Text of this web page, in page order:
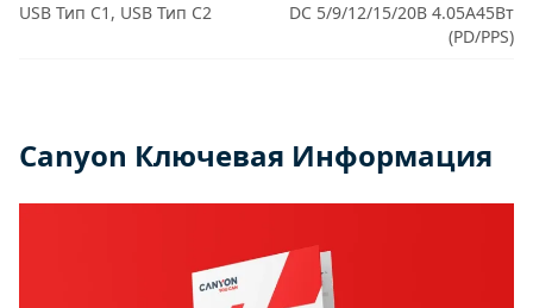
USB Тип C1, USB Тип C2
DC 5/9/12/15/20В 4.05А45Вт
(PD/PPS)
Canyon Ключевая Информация